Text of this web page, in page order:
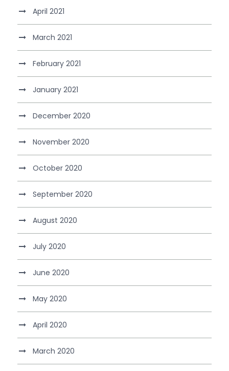
April 2021
March 2021
February 2021
January 2021
December 2020
November 2020
October 2020
September 2020
August 2020
July 2020
June 2020
May 2020
April 2020
March 2020